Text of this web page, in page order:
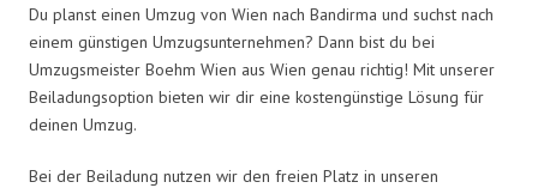
Du planst einen Umzug von Wien nach Bandirma und suchst nach
einem günstigen Umzugsunternehmen? Dann bist du bei
Umzugsmeister Boehm Wien aus Wien genau richtig! Mit unserer
Beiladungsoption bieten wir dir eine kostengünstige Lösung für
deinen Umzug.
Bei der Beiladung nutzen wir den freien Platz in unseren